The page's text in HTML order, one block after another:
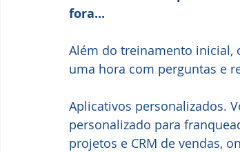
fora...
Além do treinamento inicial,
uma hora com perguntas e
Aplicativos personalizados.
personalizado para
projetos e CRM de vendas,